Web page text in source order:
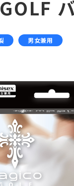
男女兼用